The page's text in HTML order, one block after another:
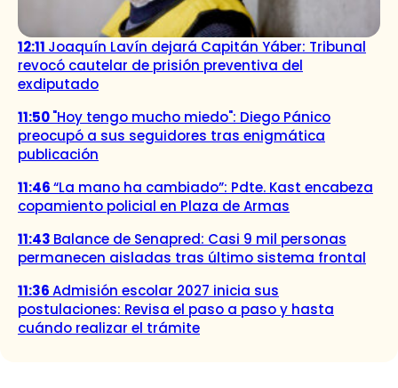
12:11 Joaquín Lavín dejará Capitán Yáber: Tribunal
revocó cautelar de prisión preventiva del
exdiputado
11:50"Hoy tengo mucho miedo": Diego Pánico
preocupó a sus seguidores tras enigmática
publicación
11:46“La mano ha cambiado”: Pdte. Kast encabeza
copamiento policial en Plaza de Armas
11:43 Balance de Senapred: Casi 9 mil personas
permanecen aisladas tras último sistema frontal
11:36Admisión escolar 2027 inicia sus
postulaciones: Revisa el paso a paso y hasta
cuándo realizar el trámite